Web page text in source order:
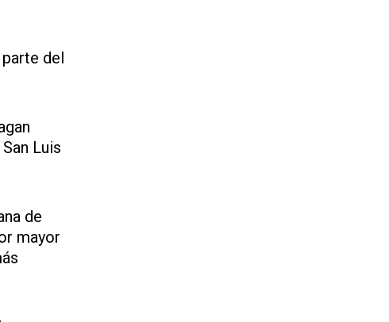
del
Luis
de
mayor